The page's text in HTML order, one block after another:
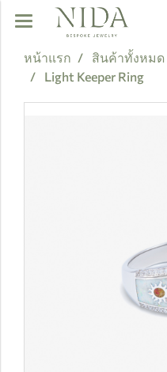
หน้าแรก สินค้าทั้งหมด
Light Keeper Ring